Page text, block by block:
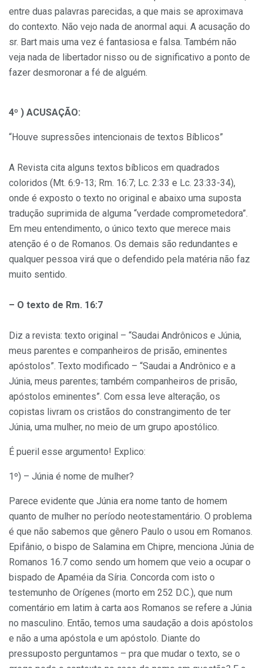
entre duas palavras parecidas, a que mais se aproximava
do contexto. Não vejo nada de anormal aqui. A acusação do
sr. Bart mais uma vez é fantasiosa e falsa. Também não
veja nada de libertador nisso ou de significativo a ponto de
fazer desmoronar a fé de alguém.
4º ) ACUSAÇÃO:
“Houve supressões intencionais de textos Bíblicos”
A Revista cita alguns textos bíblicos em quadrados
coloridos (Mt. 6:9-13; Rm. 16:7; Lc. 2:33 e Lc. 23:33-34),
onde é exposto o texto no original e abaixo uma suposta
tradução suprimida de alguma “verdade comprometedora”.
Em meu entendimento, o único texto que merece mais
atenção é o de Romanos. Os demais são redundantes e
qualquer pessoa virá que o defendido pela matéria não faz
muito sentido.
– O texto de Rm. 16:7
Diz a revista: texto original – “Saudai Andrônicos e Júnia,
meus parentes e companheiros de prisão, eminentes
apóstolos”. Texto modificado – “Saudai a Andrônico e a
Júnia, meus parentes; também companheiros de prisão,
apóstolos eminentes”. Com essa leve alteração, os
copistas livram os cristãos do constrangimento de ter
Júnia, uma mulher, no meio de um grupo apostólico.
É pueril esse argumento! Explico:
1º) – Júnia é nome de mulher?
Parece evidente que Júnia era nome tanto de homem
quanto de mulher no período neotestamentário. O problema
é que não sabemos que gênero Paulo o usou em Romanos.
Epifânio, o bispo de Salamina em Chipre, menciona Júnia de
Romanos 16.7 como sendo um homem que veio a ocupar o
bispado de Apaméia da Síria. Concorda com isto o
testemunho de Orígenes (morto em 252 D.C.), que num
comentário em latim à carta aos Romanos se refere a Júnia
no masculino. Então, temos uma saudação a dois apóstolos
e não a uma apóstola e um apóstolo. Diante do
pressuposto perguntamos – pra que mudar o texto, se o